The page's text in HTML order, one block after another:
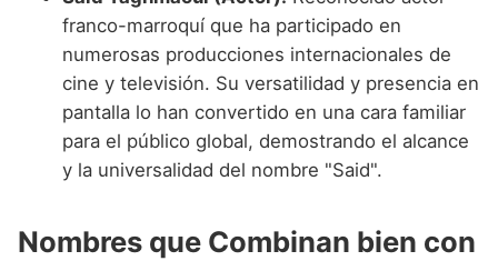
franco-marroquí que ha participado en
numerosas producciones internacionales de
cine y televisión. Su versatilidad y presencia en
pantalla lo han convertido en una cara familiar
para el público global, demostrando el alcance
y la universalidad del nombre "Said".
Nombres que Combinan bien con